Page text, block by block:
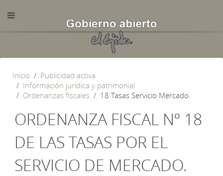
Inicio
Publicidad activa
Información jurídica y patrimonial
Ordenanzas fiscales
18 Tasas Servicio Mercado.
ORDENANZA FISCAL Nº 18
DE LAS TASAS POR EL
SERVICIO DE MERCADO.